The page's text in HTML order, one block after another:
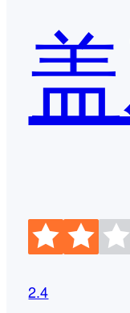
2.4